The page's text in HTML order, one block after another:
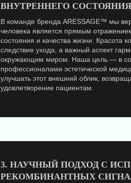
ВНУТРЕННЕГО СОСТОЯНИЯ
В команде бренда ARESSAGE™ мы
человека является прямым
состояния и качества жизни. Красота
следствие ухода, а важный аспект
окружающим миром. Наша цель — в
профессионалами эстетической
улучшать этот внешний облик,
удовлетворение пациентам.
3. НАУЧНЫЙ ПОДХОД С
РЕКОМБИНАНТНЫХ